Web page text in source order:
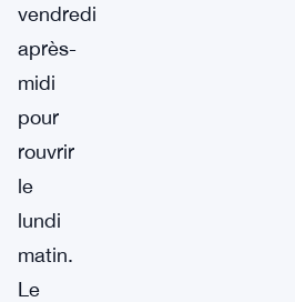
vendredi
après-
midi
pour
rouvrir
le
lundi
matin.
Le